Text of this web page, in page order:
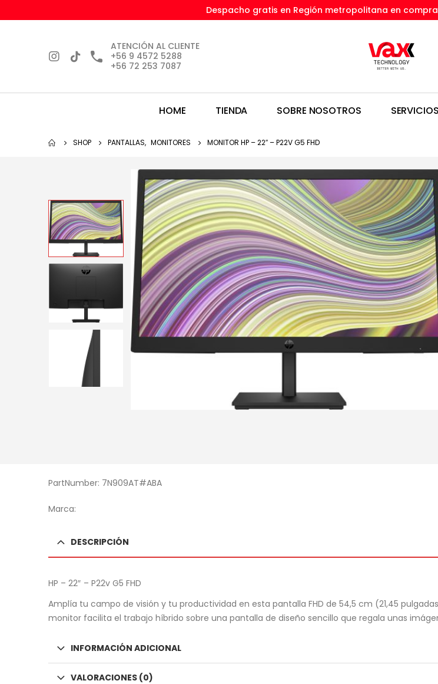
Despacho gratis en Región metropolitana en
ATENCIÓN AL CLIENTE
+56 9 4572 5288
+56 72 253 7087
HOME TIENDA SOBRE NOSOTROS SERVICIOS
SHOP PANTALLAS, MONITORES MONITOR HP – 22″ – P22V G5 FHD
PartNumber: 7N909AT#ABA
Marca:
DESCRIPCIÓN
HP – 22″ – P22v G5 FHD
Amplía tu campo de visión y tu productividad en esta pantalla FHD de 54,5 cm (21,45
monitor facilita el trabajo híbrido sobre una pantalla de diseño sencillo que regala unas
INFORMACIÓN ADICIONAL
VALORACIONES (0)